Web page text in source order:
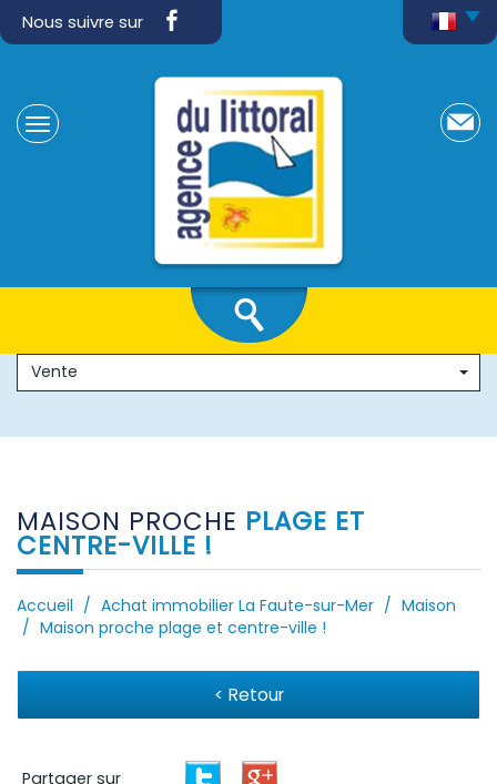
Nous suivre sur
Vente
MAISON PROCHE PLAGE ET
CENTRE-VILLE !
Accueil Achat immobilier La Faute-sur-Mer
Maison
Maison proche plage et centre-ville !
< Retour
Partager sur